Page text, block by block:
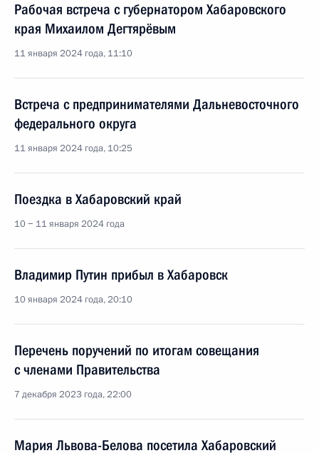
Рабочая встреча с губернатором Хабаровского
края Михаилом Дегтярёвым
11 января 2024 года, 11:10
Встреча с предпринимателями Дальневосточного
федерального округа
11 января 2024 года, 10:25
Поездка в Хабаровский край
10 − 11 января 2024 года
Владимир Путин прибыл в Хабаровск
10 января 2024 года, 20:10
Перечень поручений по итогам совещания
с членами Правительства
7 декабря 2023 года, 22:00
Мария Львова-Белова посетила Хабаровский